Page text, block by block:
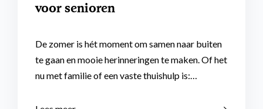
voor senioren
De zomer is hét moment om samen naar buiten
te gaan en mooie herinneringen te maken. Of het
nu met familie of een vaste thuishulp is:…